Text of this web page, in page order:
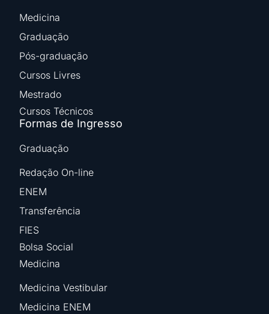
Medicina
Graduação
Pós-graduação
Cursos Livres
Mestrado
Cursos Técnicos
Formas de Ingresso
Graduação
Redação On-line
ENEM
Transferência
FIES
Bolsa Social
Medicina
Medicina Vestibular
Medicina ENEM